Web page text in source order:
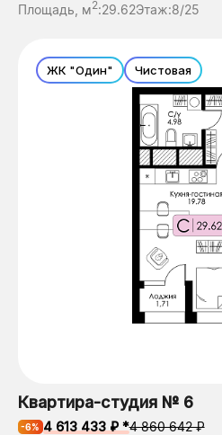
Площадь, м2:29.62Этаж:8/25
ЖК "Один" Чистовая
Квартира-студия № 6
-6% 4 613 433 ₽ *4 860 642 ₽